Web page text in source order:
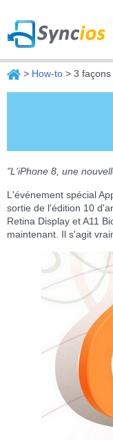
> How-to > 3
"L'iPhone 8, une
L'événement spécial
sortie de l'édition 10
Retina Display et A11
maintenant. Il s'agit